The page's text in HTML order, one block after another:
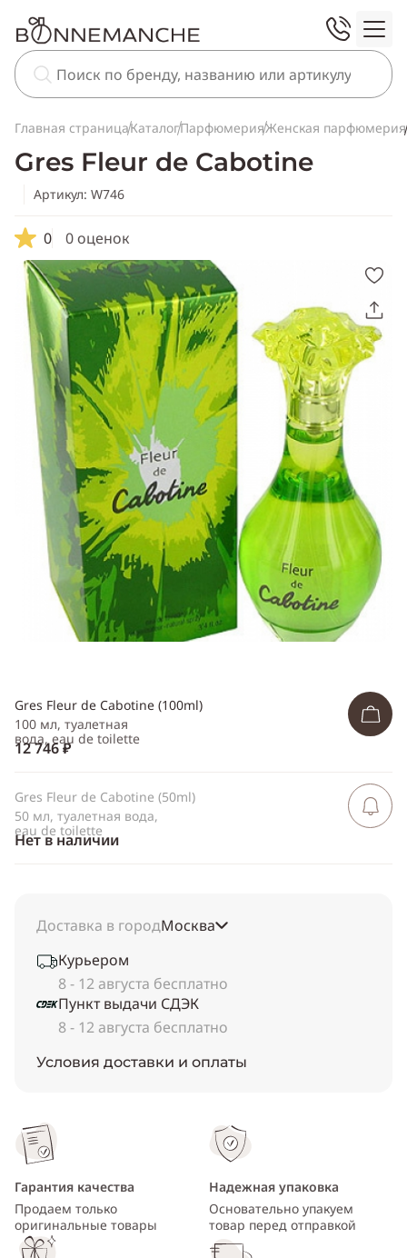
Главная страницаКаталогПарфюмерияЖенская парфюмерия
Gres Fleur de Cabotine
Артикул: W746
0 0 оценок
Скопировать
ссылку
Telegram
WhatsApp
Viber
ВКонтакте
Одноклассники
Gres Fleur de Cabotine (100ml)
100 мл, туалетная
вода, eau de toilette
12 746 ₽
Gres Fleur de Cabotine (50ml)
50 мл, туалетная вода,
eau de toilette
Нет в наличии
Сообщить
Доставка в городМосква
Курьером
8 - 12 августа бесплатно
Пункт выдачи СДЭК
8 - 12 августа бесплатно
Условия доставки и оплаты
Гарантия качества
Продаем только
оригинальные товары
Надежная упаковка
Основательно упакуем
товар перед отправкой